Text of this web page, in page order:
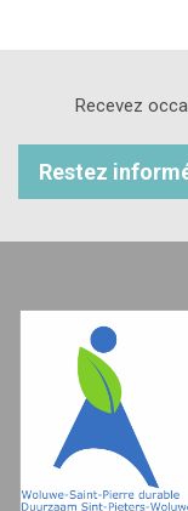
Recevez
Restez